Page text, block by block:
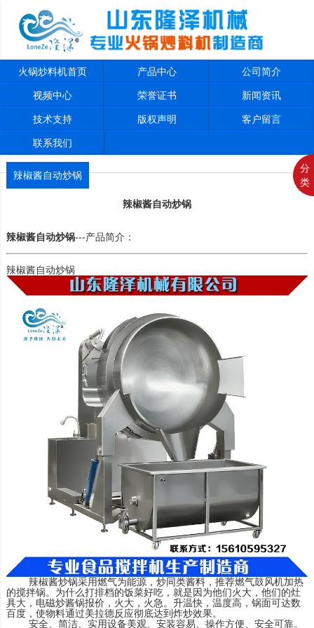
火锅炒料机首页 产品中心 公司简介
视频中心 荣誉证书 新闻资讯
技术支持 版权声明 客户留言
联系我们
辣椒酱自动炒锅
分
类
辣椒酱自动炒锅
辣椒酱自动炒锅---产品简介：
辣椒酱自动炒锅
辣椒酱炒锅采用燃气为能源，炒同类酱料，推荐燃气鼓风机加热
的搅拌锅。为什么打排档的饭菜好吃，就是因为他们火大，他们的灶
具大， 电磁炒酱锅报价，火大，火急。升温快，温度高，锅面可达数
百度，使物料通过美拉德反应彻底达到炸炒效果。
安全、简洁、实用设备美观、安装容易、操作方便、安全可靠。